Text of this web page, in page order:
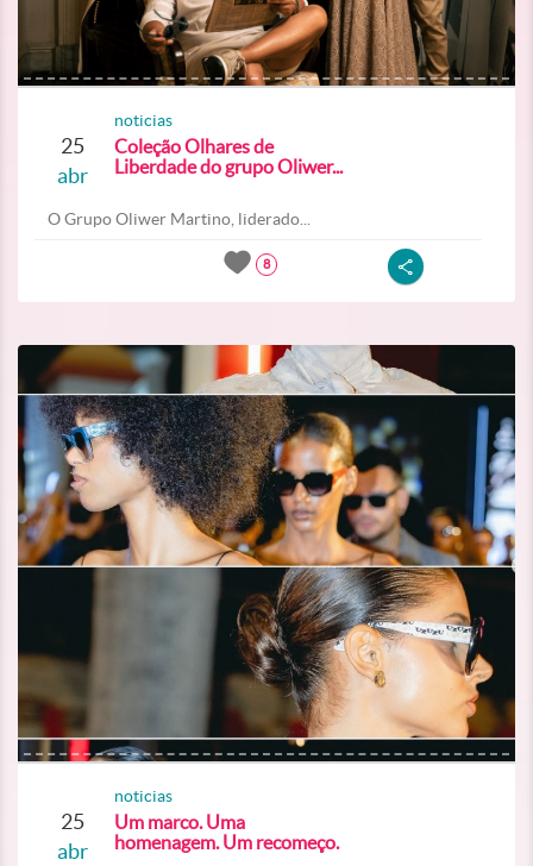
25
abr
noticias
Coleção Olhares de
Liberdade do grupo Oliwer...
O Grupo Oliwer Martino, liderado...
8
25
abr
noticias
Um marco. Uma
homenagem. Um recomeço.